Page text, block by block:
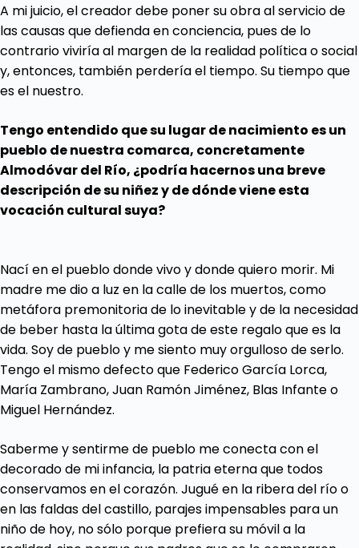
A mi juicio, el creador debe poner su obra al servicio de
las causas que defienda en conciencia, pues de lo
contrario viviría al margen de la realidad política o social
y, entonces, también perdería el tiempo. Su tiempo que
es el nuestro.
Tengo entendido que su lugar de nacimiento es un
pueblo de nuestra comarca, concretamente
Almodóvar del Río, ¿podría hacernos una breve
descripción de su niñez y de dónde viene esta
vocación cultural suya?
Nací en el pueblo donde vivo y donde quiero morir. Mi
madre me dio a luz en la calle de los muertos, como
metáfora premonitoria de lo inevitable y de la necesidad
de beber hasta la última gota de este regalo que es la
vida. Soy de pueblo y me siento muy orgulloso de serlo.
Tengo el mismo defecto que Federico García Lorca,
María Zambrano, Juan Ramón Jiménez, Blas Infante o
Miguel Hernández.
Saberme y sentirme de pueblo me conecta con el
decorado de mi infancia, la patria eterna que todos
conservamos en el corazón. Jugué en la ribera del río o
en las faldas del castillo, parajes impensables para un
niño de hoy, no sólo porque prefiera su móvil a la